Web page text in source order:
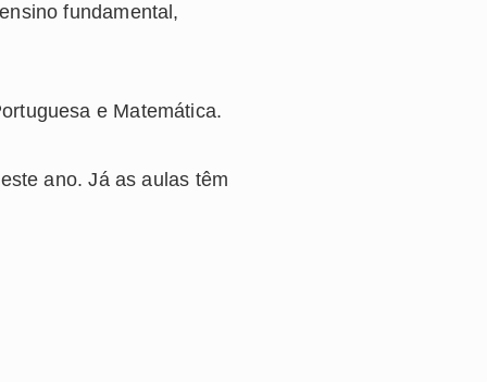
fundamental,
e Matemática.
ano. Já as aulas têm